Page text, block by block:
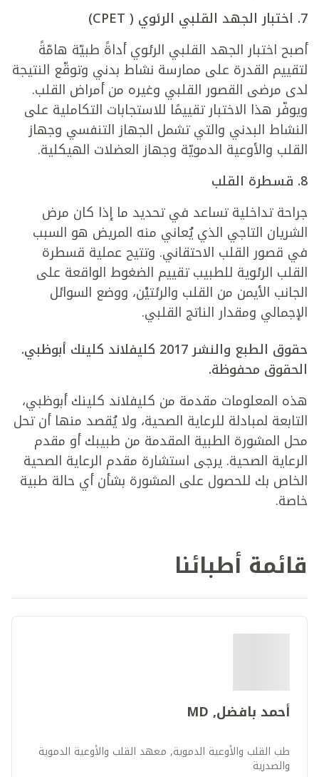
7. اختبار الجهد القلبي الرئوي ( CPET)
أصبح اختبار الجهد القلبي الرئوي أداةً طبيّة هامّةً
لتقييم القدرة على ممارسة نشاط بدني وتوقّع النتيجة
لدى مرضى القصور القلبي وغيره من أمراض القلب.
ويوفّر هذا الاختبار تقييمًا للاستجابات التكاملية على
النشاط البدني والتي تشمل الجهاز التنفسي وجهاز
القلب والأوعية الدمويّة وجهاز العضلات الهيكلية.
8. قسطرة القلب
جراحة تداخلية تساعد في تحديد ما إذا كان مرض
الشريان التاجي الذي يُعاني منه المريض هو السبب
في قصور القلب الاحتقاني. وتتيح عملية قسطرة
القلب الرئوية للطبيب تقييم الضغوط الواقعة على
الجانب الأيمن من القلب والرئتيْن، ووضع السوائل
الإجمالي ومقدار الناتج القلبي.
حقوق الطبع والنشر 2017 كليفلاند كلينك أبوظبي.
الحقوق محفوظة.
هذه المعلومات مقدمة من كليفلاند كلينك أبوظبي،
التابعة لمبادلة للرعاية الصحية، ولا يُقصد منها أن تحل
محل المشورة الطبية المقدمة من طبيبك أو مقدم
الرعاية الصحية. يرجى استشارة مقدم الرعاية الصحية
الخاص بك للحصول على المشورة بشأن أي حالة طبية
خاصة.
قائمة أطبائنا
أحمد بافضل, MD
طب القلب والأوعية الدموية, معهد القلب والأوعية الدموية
والصدرية